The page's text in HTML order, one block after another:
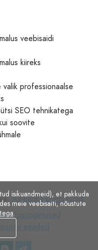
veebisaidi
kiireks
professionaalse
SEO tehnikatega
soovite
Ameerika Ühendriigid.
seaded
isikuandmeid), et pakkuda
meie veebisaiti, nõustute
.